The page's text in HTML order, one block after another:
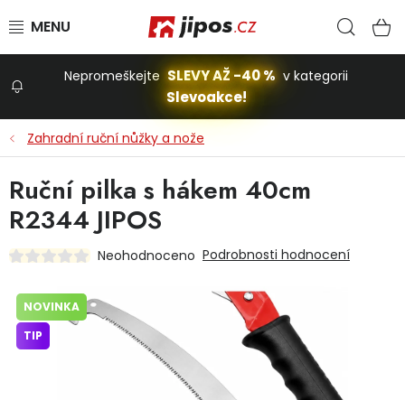
Stavba a dům
Dílna
Nepromeškejte SLEVY AŽ -40 % v kategorii
Slevoakce!
Zahradní ruční nůžky a nože
Ruční pilka s hákem 40cm
R2344 JIPOS
Neohodnoceno Podrobnosti hodnocení
NOVINKA
TIP